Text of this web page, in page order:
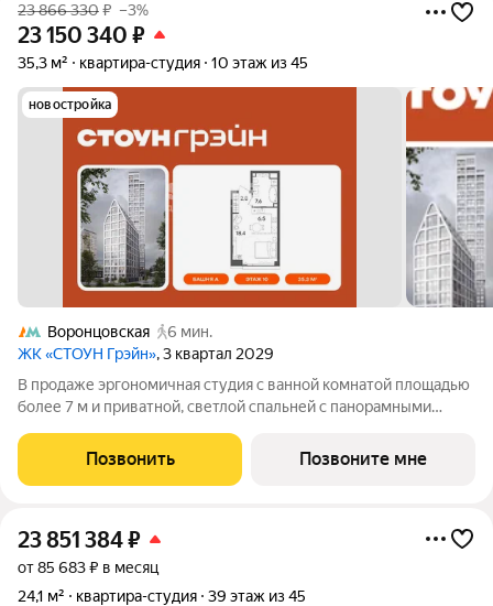
23 866 330₽ –3%
23 150 340 ₽
35,3 м² квартира-студия 10 этаж из 45
новостройка
Воронцовская
6 мин.
ЖК «СТОУН Грэйн», 3 квартал 2029
В продаже эргономичная студия с ванной комнатой площадью
более 7 м и приватной, светлой спальней с панорамными
организовать угловую кухню с полноценнгым вместительным
гарнитуром и мягкую зону отдыха
Позвонить Позвоните мне
23 851 384₽
от 85 683 ₽ в месяц
24,1 м²
квартира-студия 39 этаж из 45